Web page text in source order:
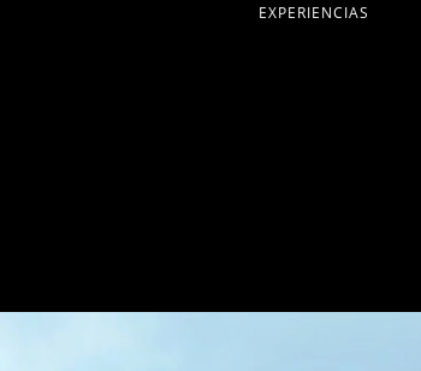
EXPERIENCIAS